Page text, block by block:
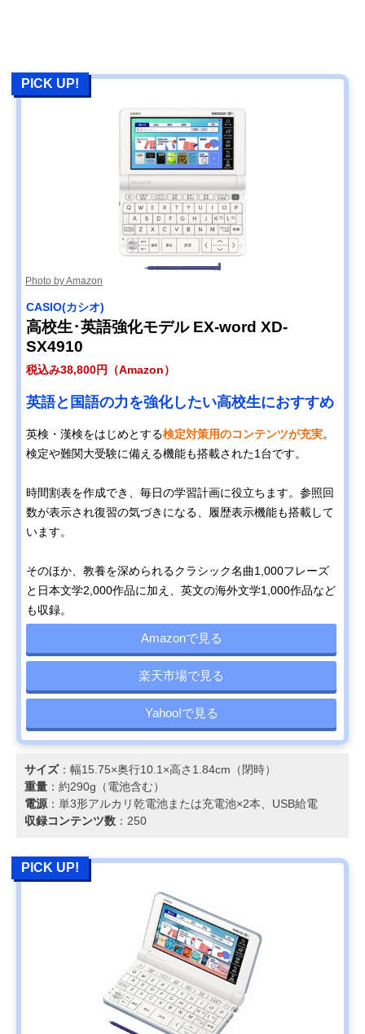
PICK UP!
Photo by Amazon
CASIO(カシオ)
高校生･英語強化モデル EX-word XD-
SX4910
税込み38,800円（Amazon）
英語と国語の力を強化したい高校生におすすめ
英検・漢検をはじめとする検定対策用のコンテンツが充実。
検定や難関大受験に備える機能も搭載された1台です。
時間割表を作成でき、毎日の学習計画に役立ちます。参照回
数が表示され復習の気づきになる、履歴表示機能も搭載して
います。
そのほか、教養を深められるクラシック名曲1,000フレーズ
と日本文学2,000作品に加え、英文の海外文学1,000作品など
も収録。
Amazonで見る
楽天市場で見る
Yahoo!で見る
サイズ：幅15.75×奥行10.1×高さ1.84cm（閉時）
重量 ：約290g（電池含む）
電源 ：単3形アルカリ乾電池または充電池×2本、USB給電
収録コンテンツ数 ：250
PICK UP!